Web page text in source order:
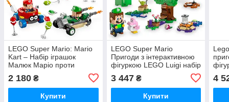
LEGO Super Mario: Mario
Kart – Набір іграшок
Малюк Маріо проти
фігурками та 2
машинками подарунок
для дітей від 8
2 180 ₴
Купити
LEGO Super Mario
Пригоди з інтерактивною
фігуркою LEGO Luigi набір
іграшка для дитини 6+
3 447₴
Купити
4